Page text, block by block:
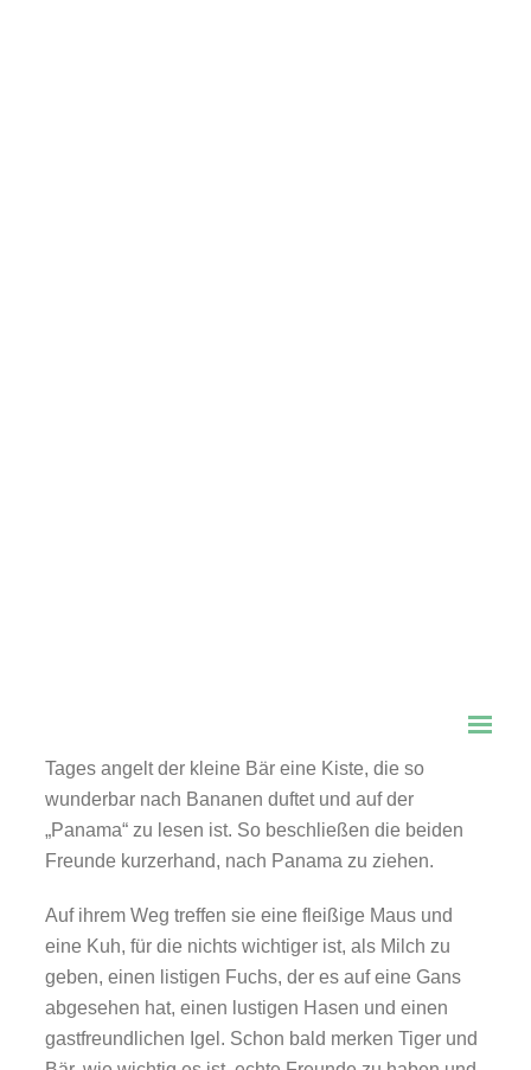
Tages angelt der kleine Bär eine Kiste, die so
wunderbar nach Bananen duftet und auf der
„Panama“ zu lesen ist. So beschließen die beiden
Freunde kurzerhand, nach Panama zu ziehen.
Auf ihrem Weg treffen sie eine fleißige Maus und
eine Kuh, für die nichts wichtiger ist, als Milch zu
geben, einen listigen Fuchs, der es auf eine Gans
abgesehen hat, einen lustigen Hasen und einen
gastfreundlichen Igel. Schon bald merken Tiger und